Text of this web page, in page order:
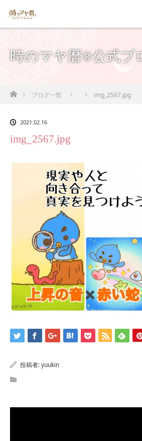
時のマヤ暦®公式ブ
ホームブログ一覧 img_2567.jpg
2021.02.16
img_2567.jpg
投稿者:yuukin